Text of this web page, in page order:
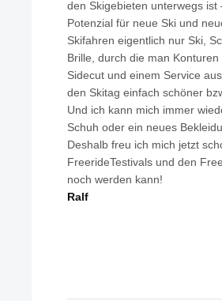
den Skigebieten unterwegs
Potenzial für neue Ski und
Skifahren eigentlich nur Ski,
Brille, durch die man
Sidecut und einem Service
den Skitag einfach schöner
Und ich kann mich immer
Schuh oder ein neues
Deshalb freu ich mich jetzt
FreerideTestivals und den
noch werden kann!
Ralf